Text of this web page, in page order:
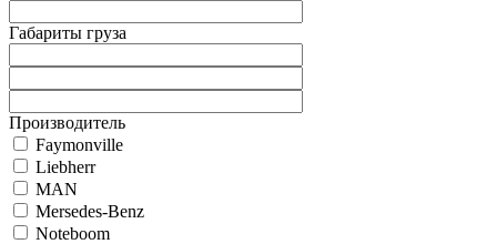
Габариты груза
Производитель
Faymonville
Liebherr
MAN
Mersedes-Benz
Noteboom